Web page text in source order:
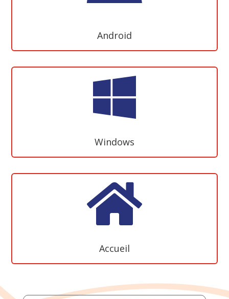
Android

Windows

Accueil